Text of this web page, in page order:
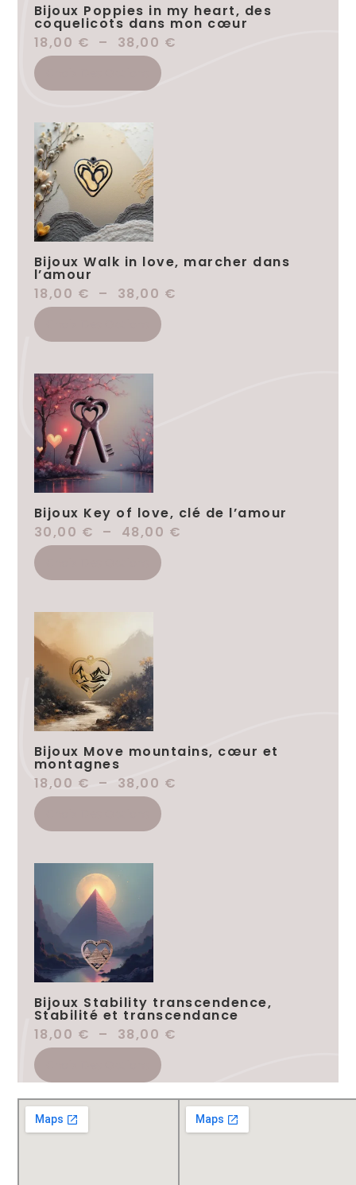
Bijoux Poppies in my heart, des
coquelicots dans mon cœur
18,00 € – 38,00 €
Bijoux Walk in love, marcher dans
l’amour
18,00 € – 38,00 €
Bijoux Key of love, clé de l’amour
30,00 € – 48,00 €
Bijoux Move mountains, cœur et
montagnes
18,00 € – 38,00 €
Bijoux Stability transcendence,
Stabilité et transcendance
18,00 € – 38,00 €